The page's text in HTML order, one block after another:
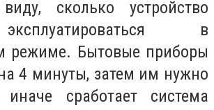
сколько устройство
в
режиме. Бытовые приборы
4 минуты, затем им нужно
иначе сработает система